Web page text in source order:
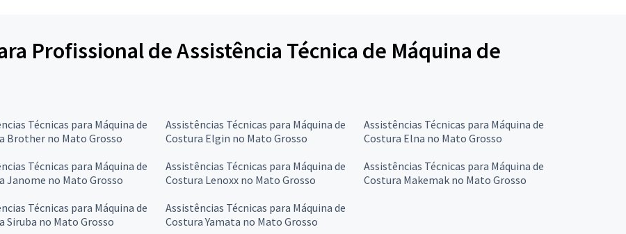
Profissional de Assistência Técnica de Máquina de
Técnicas para Máquina de
Brother no Mato Grosso
Assistências Técnicas para Máquina de
Costura Elgin no Mato Grosso
Assistências Técnicas para Máquina de
Costura Elna no Mato Grosso
Técnicas para Máquina de
Janome no Mato Grosso
Assistências Técnicas para Máquina de
Costura Lenoxx no Mato Grosso
Assistências Técnicas para Máquina de
Costura Makemak no Mato Grosso
Técnicas para Máquina de
Siruba no Mato Grosso
Assistências Técnicas para Máquina de
Costura Yamata no Mato Grosso